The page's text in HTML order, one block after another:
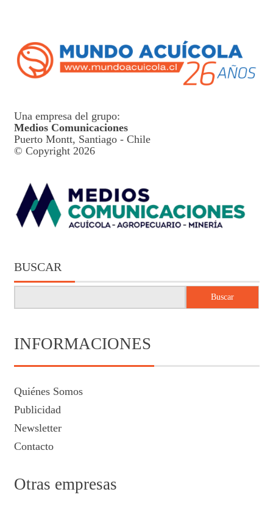
Una empresa del grupo:
Medios Comunicaciones
Puerto Montt, Santiago - Chile
© Copyright 2026
BUSCAR
Buscar
INFORMACIONES
Quiénes Somos
Publicidad
Newsletter
Contacto
Otras empresas